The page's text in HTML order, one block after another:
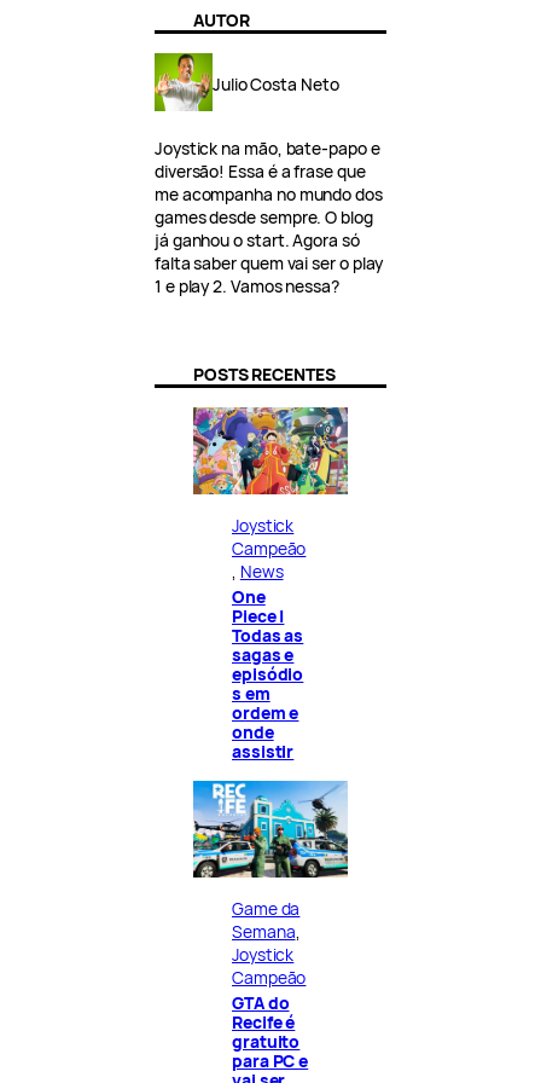
AUTOR
Julio Costa Neto
Joystick na mão, bate-papo e
diversão! Essa é a frase que
me acompanha no mundo dos
games desde sempre. O blog
já ganhou o start. Agora só
falta saber quem vai ser o play
1 e play 2. Vamos nessa?
POSTS RECENTES
Joystick
Campeão
News
One
Piece |
Todas as
sagas e
episódio
s em
ordem e
onde
assistir
Game da
Semana
Joystick
Campeão
GTA do
Recife é
gratuito
para PC e